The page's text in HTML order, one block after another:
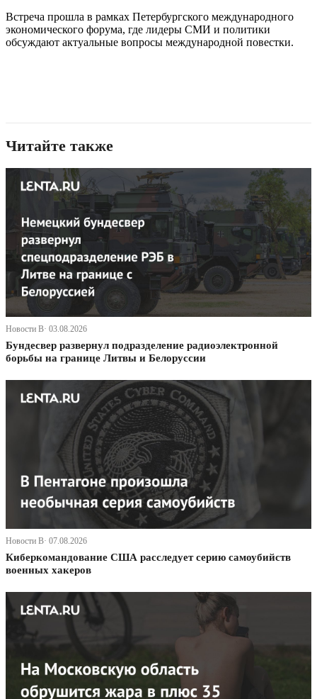
Встреча прошла в рамках Петербургского международного
экономического форума, где лидеры СМИ и политики
обсуждают актуальные вопросы международной повестки.
Читайте также
Новости В· 03.08.2026
Бундесвер развернул подразделение радиоэлектронной
борьбы на границе Литвы и Белоруссии
Новости В· 07.08.2026
Киберкомандование США расследует серию самоубийств
военных хакеров